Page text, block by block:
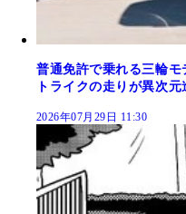
普通免許で乗れる三輪
トライクの走りが異次
2026年07月29日 11:30